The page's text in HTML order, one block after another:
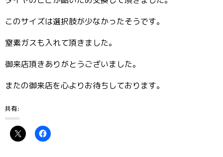
このサイズは選択肢が少なかったそうです。
窒素ガスも入れて頂きました。
御来店頂きありがとうございました。
またの御来店を心よりお待ちしております。
共有: